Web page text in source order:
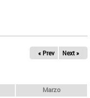
« Prev Next »
Marzo